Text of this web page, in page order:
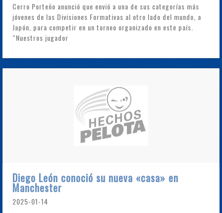
Cerro Porteño anunció que envió a una de sus categorías más
jóvenes de las Divisiones Formativas al otro lado del mundo, a
Japón, para competir en un torneo organizado en este país.
“Nuestros jugador
Diego León conoció su nueva «casa» en
Manchester
2025-01-14